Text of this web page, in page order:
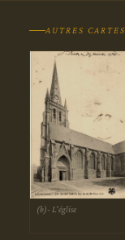
AUTRES
(b)- L'église